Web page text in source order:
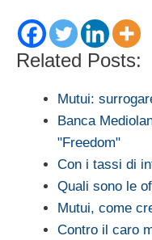
Related Posts:
Mutui:
Banca
"Freedom"
Con i tassi di
Quali sono le
Mutui, come
Contro il caro